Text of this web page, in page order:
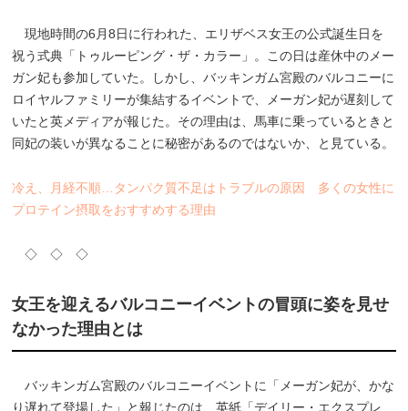
現地時間の6月8日に行われた、エリザベス女王の公式誕生日を
祝う式典「トゥルーピング・ザ・カラー」。この日は産休中のメー
ガン妃も参加していた。しかし、バッキンガム宮殿のバルコニーに
ロイヤルファミリーが集結するイベントで、メーガン妃が遅刻して
いたと英メディアが報じた。その理由は、馬車に乗っているときと
同妃の装いが異なることに秘密があるのではないか、と見ている。
冷え、月経不順…タンパク質不足はトラブルの原因 多くの女性に
プロテイン摂取をおすすめする理由
◇ ◇ ◇
女王を迎えるバルコニーイベントの冒頭に姿を見せ
なかった理由とは
バッキンガム宮殿のバルコニーイベントに「メーガン妃が、かな
り遅れて登場した」と報じたのは、英紙「デイリー・エクスプレ